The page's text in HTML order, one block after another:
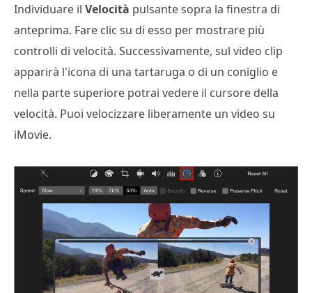
Individuare il Velocità pulsante sopra la finestra di
anteprima. Fare clic su di esso per mostrare più
controlli di velocità. Successivamente, sul video clip
apparirà l'icona di una tartaruga o di un coniglio e
nella parte superiore potrai vedere il cursore della
velocità. Puoi velocizzare liberamente un video su
iMovie.